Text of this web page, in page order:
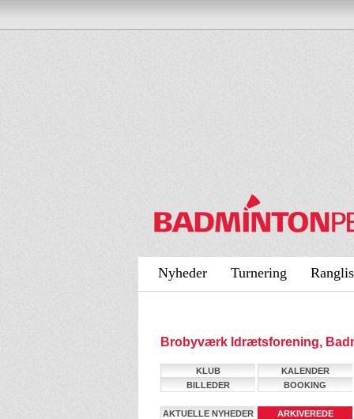
Nyheder Turnering
Brobyværk Idrætsforening,
KLUB
KALENDER
BILLEDER
BOOKING
AKTUELLE NYHEDER
ARKIVEREDE